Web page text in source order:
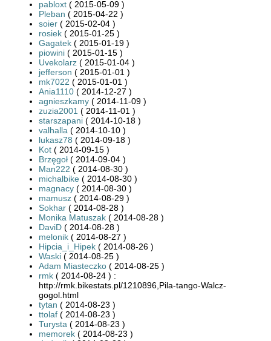
pabloxt ( 2015-05-09 )
Pleban ( 2015-04-22 )
soier ( 2015-02-04 )
rosiek ( 2015-01-25 )
Gagatek ( 2015-01-19 )
piowini ( 2015-01-15 )
Uvekolarz ( 2015-01-04 )
jefferson ( 2015-01-01 )
mk7022 ( 2015-01-01 )
Ania1110 ( 2014-12-27 )
agnieszkamy ( 2014-11-09 )
zuzia2001 ( 2014-11-01 )
starszapani ( 2014-10-18 )
valhalla ( 2014-10-10 )
lukasz78 ( 2014-09-18 )
Kot ( 2014-09-15 )
Brzęgoł ( 2014-09-04 )
Man222 ( 2014-08-30 )
michalbike ( 2014-08-30 )
magnacy ( 2014-08-30 )
mamusz ( 2014-08-29 )
Sokhar ( 2014-08-28 )
Monika Matuszak ( 2014-08-28 )
DaviD ( 2014-08-28 )
melonik ( 2014-08-27 )
Hipcia_i_Hipek ( 2014-08-26 )
Waski ( 2014-08-25 )
Adam Miasteczko ( 2014-08-25 )
rmk ( 2014-08-24 ) :
http://rmk.bikestats.pl/1210896,Pila-tango-Walcz-
gogol.html
tytan ( 2014-08-23 )
ttolaf ( 2014-08-23 )
Turysta ( 2014-08-23 )
memorek ( 2014-08-23 )